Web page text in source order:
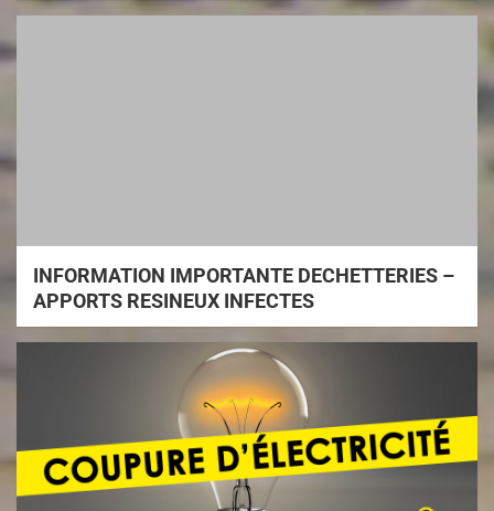
INFORMATION IMPORTANTE DECHETTERIES –
APPORTS RESINEUX INFECTES